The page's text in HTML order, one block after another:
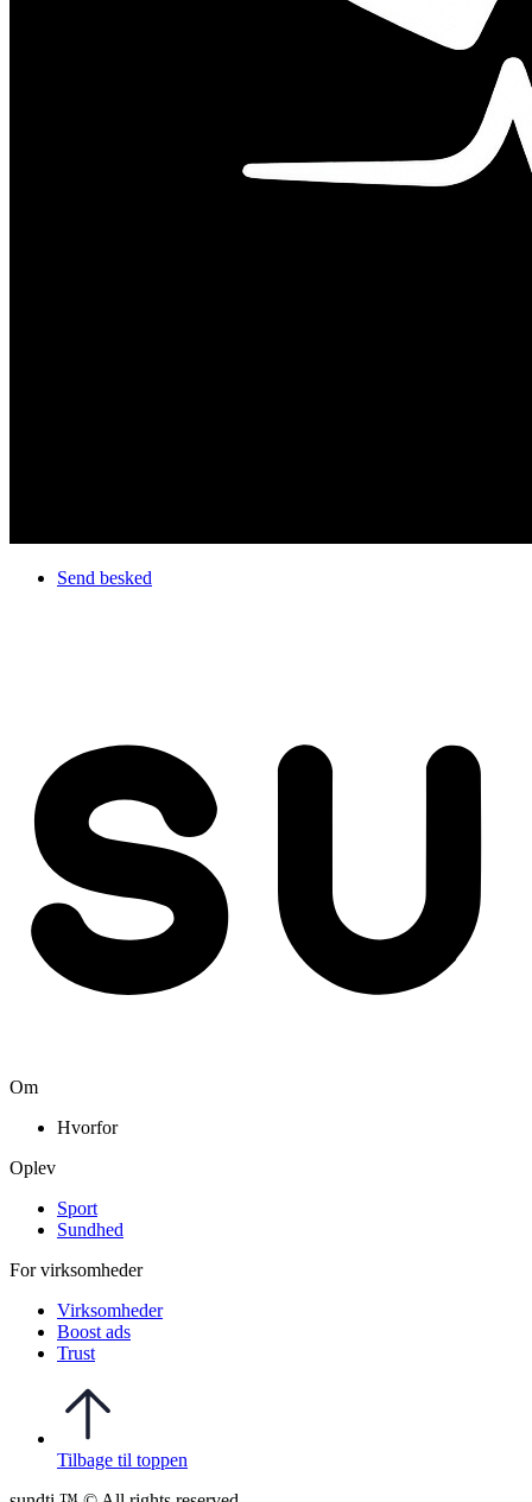
Send besked
Om
Hvorfor
Oplev
Sport
Sundhed
For virksomheder
Virksomheder
Boost ads
Trust
Tilbage til toppen